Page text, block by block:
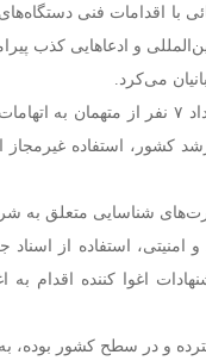
اقدامات فنی دستگاه‌های
و ادعاهایی کذب
می‌کرد.
طبق اعلام دادسرای تهران در همین رابطه تعداد ۷
کشور، استفاده غیرمجاز
شناسایی متعلق به
استفاده از اسناد
اغوا کننده اقدام